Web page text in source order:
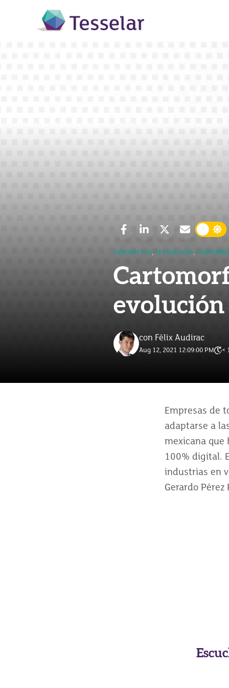
INNOVACION, TECNOLOGIA,
con Félix Audirac
Aug 12, 2021 12:09:00 PM <
Empresas de
adaptarse a
mexicana que
100% digital.
industrias en
Gerardo